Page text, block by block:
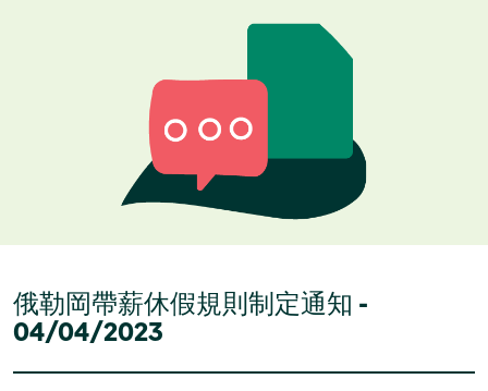
俄勒岡帶薪休假規則制定通知 -
04/04/2023